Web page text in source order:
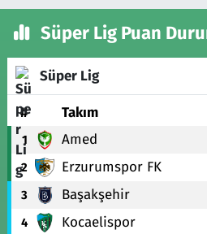
Süper Lig Puan
Süper Lig
# Takım
1 Amed
2 Erzurumspor FK
3 Başakşehir
4 Kocaelispor